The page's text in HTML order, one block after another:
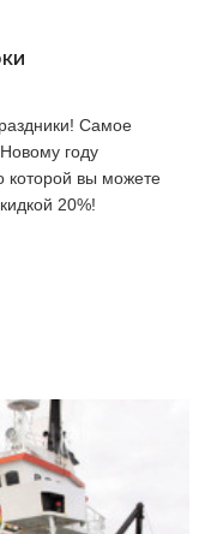
Самое
году
которой вы можете
20%!